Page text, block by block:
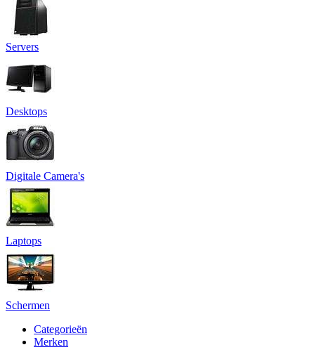
Servers
Desktops
Digitale Camera's
Laptops
Schermen
Categorieën
Merken